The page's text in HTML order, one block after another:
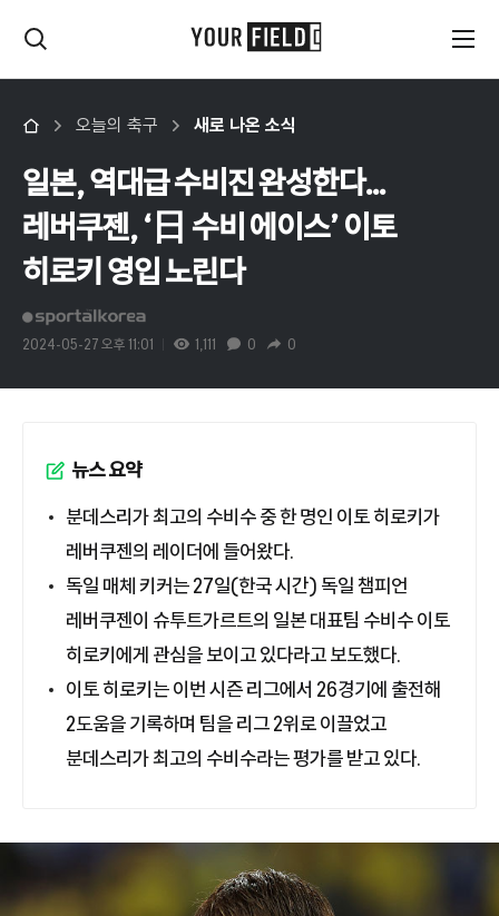
오늘의 축구 새로 나온 소식
일본, 역대급 수비진 완성한다...
레버쿠젠, ‘日 수비 에이스’ 이토
히로키 영입 노린다
2024-05-27 오후 11:01 1,111 0 0
뉴스 요약
분데스리가 최고의 수비수 중 한 명인 이토 히로키가
레버쿠젠의 레이더에 들어왔다.
독일 매체 키커는 27일(한국 시간) 독일 챔피언
레버쿠젠이 슈투트가르트의 일본 대표팀 수비수 이토
히로키에게 관심을 보이고 있다라고 보도했다.
이토 히로키는 이번 시즌 리그에서 26경기에 출전해
2도움을 기록하며 팀을 리그 2위로 이끌었고
분데스리가 최고의 수비수라는 평가를 받고 있다.